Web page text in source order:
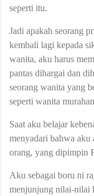
seperti itu.
Jadi apakah seorang
kembali lagi kepada
wanita, aku harus
pantas dihargai dan
seorang wanita yang
seperti wanita
Saat aku belajar
menyadari bahwa aku
orang, yang dipimpin
Aku sebagai boru ni
menjunjung nilai-nilai